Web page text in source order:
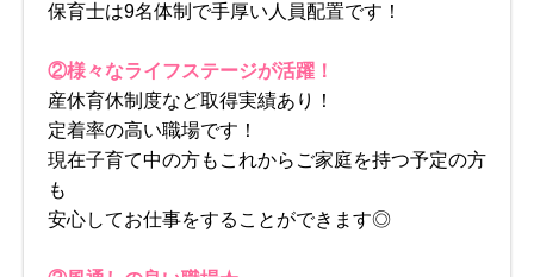
保育士は9名体制で手厚い人員配置です！
②様々なライフステージが活躍！
産休育休制度など取得実績あり！
定着率の高い職場です！
現在子育て中の方もこれからご家庭を持つ予定の方
も
安心してお仕事をすることができます◎